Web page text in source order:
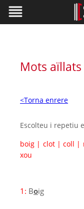
Mots aïllats
<Torna enrere
Escolteu i repetiu
boig | clot | coll |
xou
1: Boig